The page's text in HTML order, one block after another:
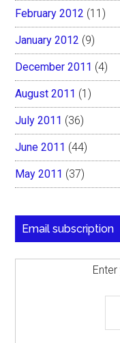
February 2012 (11)
January 2012 (9)
December 2011 (4)
August 2011 (1)
July 2011 (36)
June 2011 (44)
May 2011 (37)
Email subscription